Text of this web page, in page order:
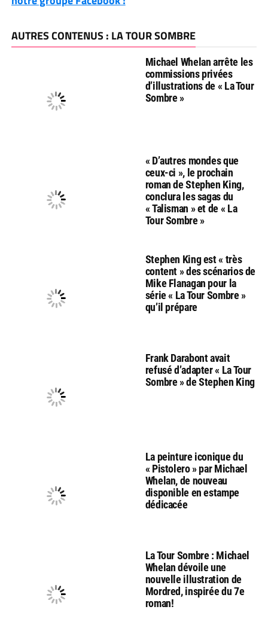
AUTRES CONTENUS : LA TOUR SOMBRE
Michael Whelan arrête les
commissions privées
d’illustrations de « La Tour
Sombre »
« D’autres mondes que
ceux-ci », le prochain
roman de Stephen King,
conclura les sagas du
« Talisman » et de « La
Tour Sombre »
Stephen King est « très
content » des scénarios de
Mike Flanagan pour la
série « La Tour Sombre »
qu’il prépare
Frank Darabont avait
refusé d’adapter « La Tour
Sombre » de Stephen King
La peinture iconique du
« Pistolero » par Michael
Whelan, de nouveau
disponible en estampe
dédicacée
La Tour Sombre : Michael
Whelan dévoile une
nouvelle illustration de
Mordred, inspirée du 7e
roman!